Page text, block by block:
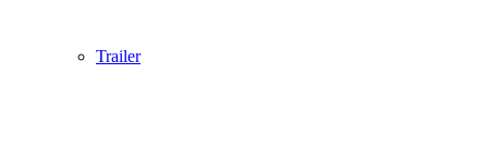
Trailer